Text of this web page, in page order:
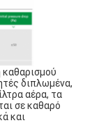
διπλωμένα,
αέρα, τα
σε καθαρό
και